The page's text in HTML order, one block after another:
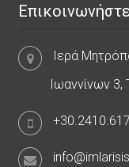
Ιερά
Ιωαννίνων